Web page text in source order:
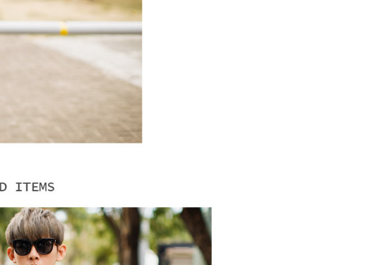
４．使用「AFTEE先享後付」時，將依據個別帳號之用戶狀況，依本公司
即時審查核予不同之上限額度；若仍有額度不足之情形，本公司將視審查
結果請求用戶進行身份認證。
５．嚴禁一人註冊多個帳號或使用他人資訊註冊。若發現惡意使用之情
形，恩沛科技股份有限公司將有權停止該用戶之使用額度並採取法律行